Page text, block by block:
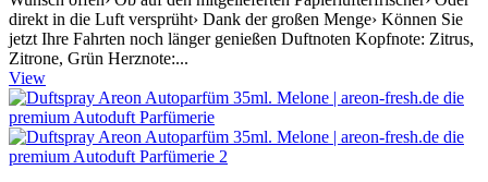
direkt in die Luft versprüht› Dank der großen Menge› Können Sie
jetzt Ihre Fahrten noch länger genießen Duftnoten Kopfnote: Zitrus,
Zitrone, Grün Herznote:...
View